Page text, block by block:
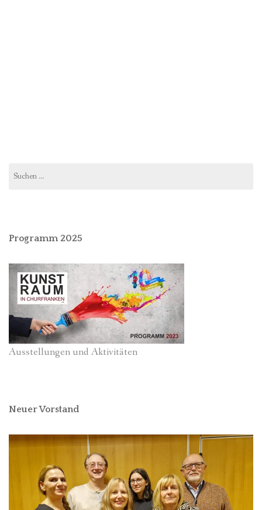
nach:
Programm 2025
Ausstellungen und Aktivitäten
Neuer Vorstand